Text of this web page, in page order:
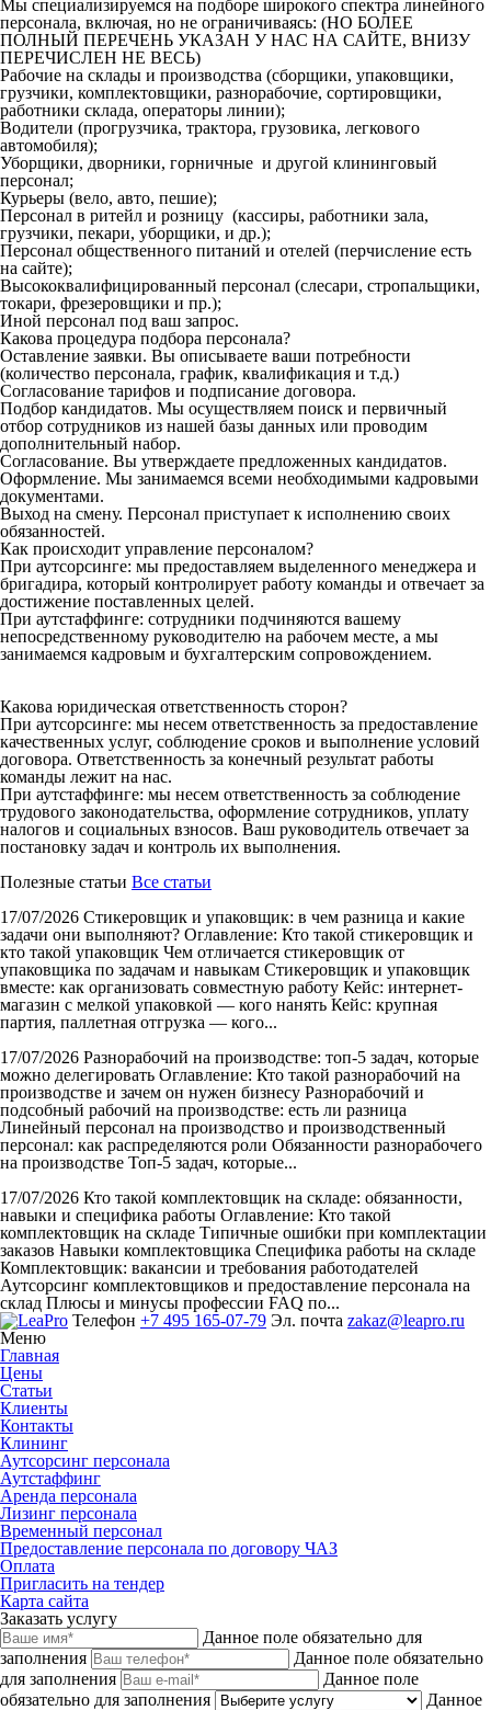
Мы специализируемся на подборе широкого спектра линейного
персонала, включая, но не ограничиваясь: (НО БОЛЕЕ
ПОЛНЫЙ ПЕРЕЧЕНЬ УКАЗАН У НАС НА САЙТЕ, ВНИЗУ
ПЕРЕЧИСЛЕН НЕ ВЕСЬ)
Рабочие на склады и производства (сборщики, упаковщики,
грузчики, комплектовщики, разнорабочие, сортировщики,
работники склада, операторы линии);
Водители (прогрузчика, трактора, грузовика, легкового
автомобиля);
Уборщики, дворники, горничные и другой клининговый
персонал;
Курьеры (вело, авто, пешие);
Персонал в ритейл и розницу (кассиры, работники зала,
грузчики, пекари, уборщики, и др.);
Персонал общественного питаний и отелей (перчисление есть
на сайте);
Высококвалифицированный персонал (слесари, стропальщики,
токари, фрезеровщики и пр.);
Иной персонал под ваш запрос.
Какова процедура подбора персонала?
Оставление заявки. Вы описываете ваши потребности
(количество персонала, график, квалификация и т.д.)
Согласование тарифов и подписание договора.
Подбор кандидатов. Мы осуществляем поиск и первичный
отбор сотрудников из нашей базы данных или проводим
дополнительный набор.
Согласование. Вы утверждаете предложенных кандидатов.
Оформление. Мы занимаемся всеми необходимыми кадровыми
документами.
Выход на смену. Персонал приступает к исполнению своих
обязанностей.
Как происходит управление персоналом?
При аутсорсинге: мы предоставляем выделенного менеджера и
бригадира, который контролирует работу команды и отвечает за
достижение поставленных целей.
При аутстаффинге: сотрудники подчиняются вашему
непосредственному руководителю на рабочем месте, а мы
занимаемся кадровым и бухгалтерским сопровождением.
Какова юридическая ответственность сторон?
При аутсорсинге: мы несем ответственность за предоставление
качественных услуг, соблюдение сроков и выполнение условий
договора. Ответственность за конечный результат работы
команды лежит на нас.
При аутстаффинге: мы несем ответственность за соблюдение
трудового законодательства, оформление сотрудников, уплату
налогов и социальных взносов. Ваш руководитель отвечает за
постановку задач и контроль их выполнения.
Полезные статьи Все статьи
17/07/2026 Стикеровщик и упаковщик: в чем разница и какие
задачи они выполняют? Оглавление: Кто такой стикеровщик и
кто такой упаковщик Чем отличается стикеровщик от
упаковщика по задачам и навыкам Стикеровщик и упаковщик
вместе: как организовать совместную работу Кейс: интернет-
магазин с мелкой упаковкой — кого нанять Кейс: крупная
партия, паллетная отгрузка — кого...
17/07/2026 Разнорабочий на производстве: топ-5 задач, которые
можно делегировать Оглавление: Кто такой разнорабочий на
производстве и зачем он нужен бизнесу Разнорабочий и
подсобный рабочий на производстве: есть ли разница
Линейный персонал на производство и производственный
персонал: как распределяются роли Обязанности разнорабочего
на производстве Топ-5 задач, которые...
17/07/2026 Кто такой комплектовщик на складе: обязанности,
навыки и специфика работы Оглавление: Кто такой
комплектовщик на складе Типичные ошибки при комплектации
заказов Навыки комплектовщика Специфика работы на складе
Комплектовщик: вакансии и требования работодателей
Аутсорсинг комплектовщиков и предоставление персонала на
склад Плюсы и минусы профессии FAQ по...
Телефон +7 495 165-07-79 Эл. почта zakaz@leapro.ru
Меню
Главная
Цены
Статьи
Клиенты
Контакты
Клининг
Аутсорсинг персонала
Аутстаффинг
Аренда персонала
Лизинг персонала
Временный персонал
Предоставление персонала по договору ЧАЗ
Оплата
Пригласить на тендер
Карта сайта
Заказать услугу
Данное поле обязательно для
заполнения
Данное поле обязательно
для заполнения
Данное поле
обязательно для заполнения
Данное